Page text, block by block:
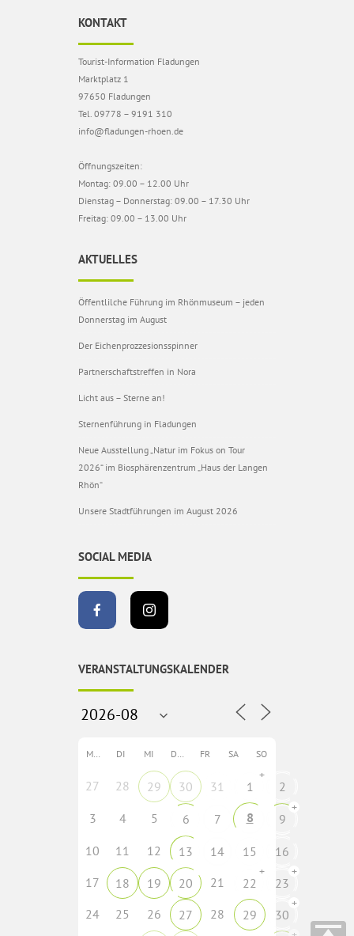
KONTAKT
Tourist-Information Fladungen
Marktplatz 1
97650 Fladungen
Tel. 09778 – 9191 310
info@fladungen-rhoen.de
Öffnungszeiten:
Montag: 09.00 – 12.00 Uhr
Dienstag – Donnerstag: 09.00 – 17.30 Uhr
Freitag: 09.00 – 13.00 Uhr
AKTUELLES
Öffentlilche Führung im Rhönmuseum – jeden
Donnerstag im August
Der Eichenprozzesionsspinner
Partnerschaftstreffen in Nora
Licht aus – Sterne an!
Sternenführung in Fladungen
Neue Ausstellung „Natur im Fokus on Tour
2026“ im Biosphärenzentrum „Haus der Langen
Rhön“
Unsere Stadtführungen im August 2026
SOCIAL MEDIA
VERANSTALTUNGSKALENDER
MO DI MI DO FR SA SO
27 28 29 30 31 1
+
2
3
4 5 6 7 8 9
+
10 11 12 13 14 15
16
17
18 19 20 21 22
+
23
+
24 25 26 27 28 29 30
+